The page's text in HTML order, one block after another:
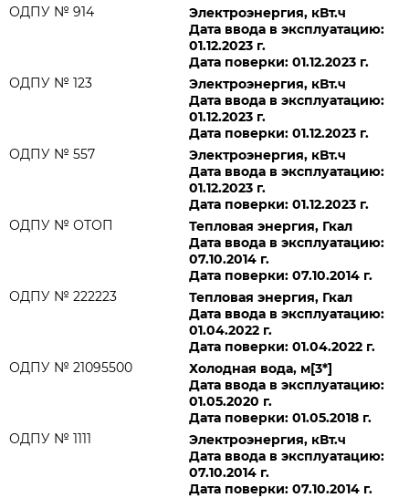
ОДПУ № 914
Электроэнергия, кВт.ч
Дата ввода в эксплуатацию:
01.12.2023 г.
Дата поверки: 01.12.2023 г.
ОДПУ № 123
Электроэнергия, кВт.ч
Дата ввода в эксплуатацию:
01.12.2023 г.
Дата поверки: 01.12.2023 г.
ОДПУ № 557
Электроэнергия, кВт.ч
Дата ввода в эксплуатацию:
01.12.2023 г.
Дата поверки: 01.12.2023 г.
ОДПУ № ОТОП
Тепловая энергия, Гкал
Дата ввода в эксплуатацию:
07.10.2014 г.
Дата поверки: 07.10.2014 г.
ОДПУ № 222223
Тепловая энергия, Гкал
Дата ввода в эксплуатацию:
01.04.2022 г.
Дата поверки: 01.04.2022 г.
ОДПУ № 21095500
Холодная вода, м[3*]
Дата ввода в эксплуатацию:
01.05.2020 г.
Дата поверки: 01.05.2018 г.
ОДПУ № 1111
Электроэнергия, кВт.ч
Дата ввода в эксплуатацию:
07.10.2014 г.
Дата поверки: 07.10.2014 г.